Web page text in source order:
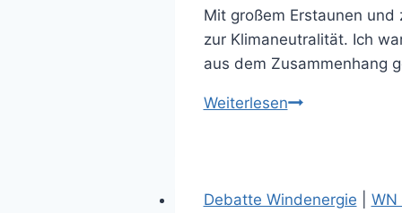
Mit großem Erstaunen
zur Klimaneutralität. Ich
aus dem Zusammenhang
WeiterlesenBin
anderen
Debatte Windenergie WN